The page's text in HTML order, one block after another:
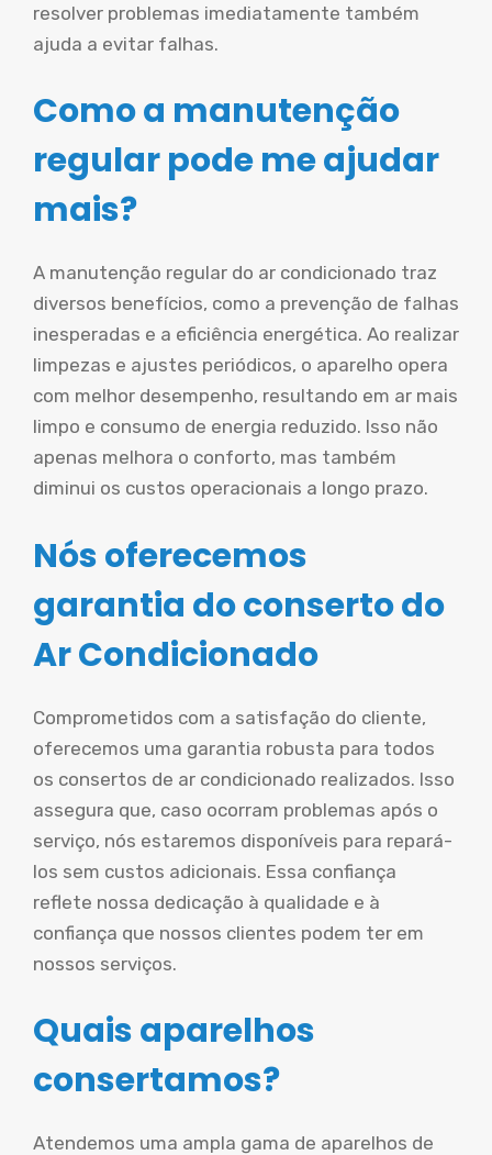
resolver problemas imediatamente também
ajuda a evitar falhas.
Como a manutenção
regular pode me ajudar
mais?
A manutenção regular do ar condicionado traz
diversos benefícios, como a prevenção de falhas
inesperadas e a eficiência energética. Ao realizar
limpezas e ajustes periódicos, o aparelho opera
com melhor desempenho, resultando em ar mais
limpo e consumo de energia reduzido. Isso não
apenas melhora o conforto, mas também
diminui os custos operacionais a longo prazo.
Nós oferecemos
garantia do conserto do
Ar Condicionado
Comprometidos com a satisfação do cliente,
oferecemos uma garantia robusta para todos
os consertos de ar condicionado realizados. Isso
assegura que, caso ocorram problemas após o
serviço, nós estaremos disponíveis para repará-
los sem custos adicionais. Essa confiança
reflete nossa dedicação à qualidade e à
confiança que nossos clientes podem ter em
nossos serviços.
Quais aparelhos
consertamos?
Atendemos uma ampla gama de aparelhos de